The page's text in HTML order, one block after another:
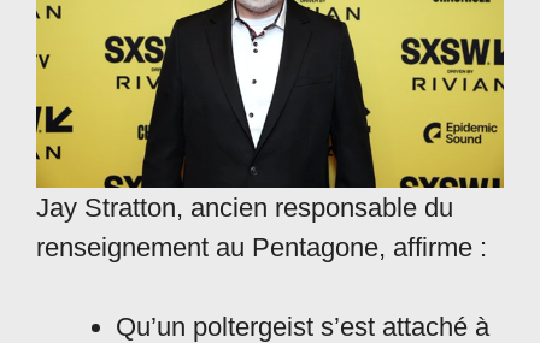
Jay Stratton, ancien responsable du
renseignement au Pentagone, affirme :
Qu’un poltergeist s’est attaché à